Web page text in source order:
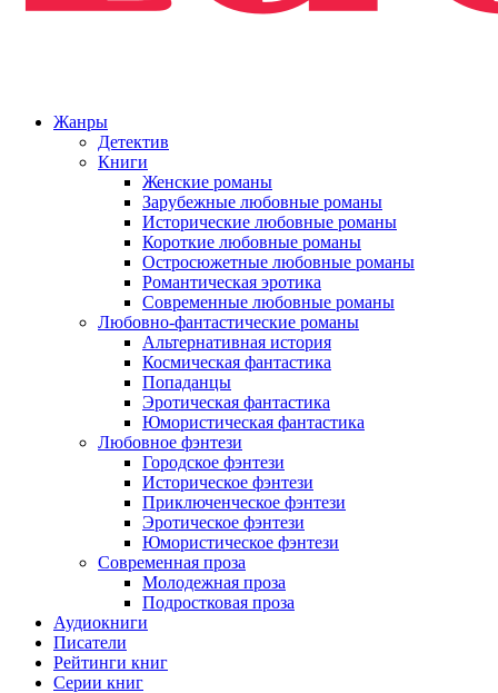
Жанры
Детектив
Книги
Женские романы
Зарубежные любовные романы
Исторические любовные романы
Короткие любовные романы
Остросюжетные любовные романы
Романтическая эротика
Современные любовные романы
Любовно-фантастические романы
Альтернативная история
Космическая фантастика
Попаданцы
Эротическая фантастика
Юмористическая фантастика
Любовное фэнтези
Городское фэнтези
Историческое фэнтези
Приключенческое фэнтези
Эротическое фэнтези
Юмористическое фэнтези
Современная проза
Молодежная проза
Подростковая проза
Аудиокниги
Писатели
Рейтинги книг
Серии книг